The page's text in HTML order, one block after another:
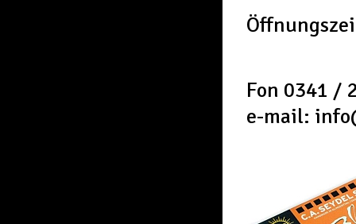
Fon 0341 /
e-mail: